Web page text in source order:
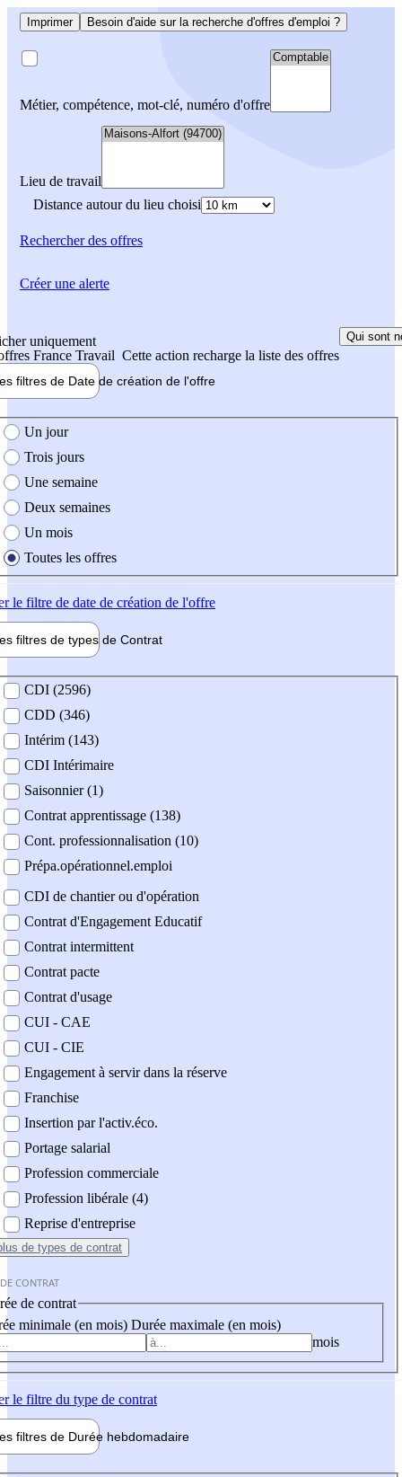
Imprimer Besoin d'aide sur la recherche d'offres d'emploi ?
Métier, compétence, mot-clé, numéro d'offre
Lieu de travail
Distance autour du lieu choisi
Rechercherdes offres
uniquement
France Travail Cette action recharge la liste des offres
Qui sont
filtres de Date de création de l'offre
création de l'offre
Un jour
Trois jours
Une semaine
Deux semaines
Un mois
Toutes les offres
le filtre de date de création de l'offre
filtres de types de Contrat
contrat
CDI (2596)
CDD (346)
Intérim (143)
CDI Intérimaire
Saisonnier (1)
Contrat apprentissage (138)
Cont. professionnalisation (10)
Prépa.opérationnel.emploi
CDI de chantier ou d'opération
Contrat d'Engagement Educatif
Contrat intermittent
Contrat pacte
Contrat d'usage
CUI - CAE
CUI - CIE
Engagement à servir dans la réserve
Franchise
Insertion par l'activ.éco.
Portage salarial
Profession commerciale
Profession libérale (4)
Reprise d'entreprise
de types de contrat
CONTRAT
de contrat
minimale (en mois) Durée maximale (en mois)
mois
le filtre du type de contrat
filtres de Durée hebdomadaire
Créer une alerte